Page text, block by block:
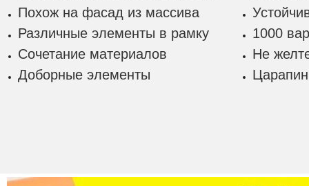
Похож на фасад из массива
Различные элементы в рамку
Сочетание материалов
Доборные элементы
1000
Не